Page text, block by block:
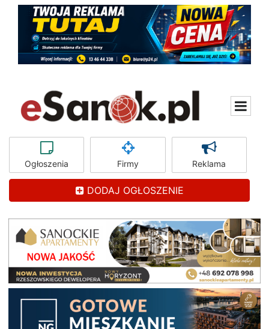
Ogłoszenia Firmy Reklama
DODAJ OGŁOSZENIE